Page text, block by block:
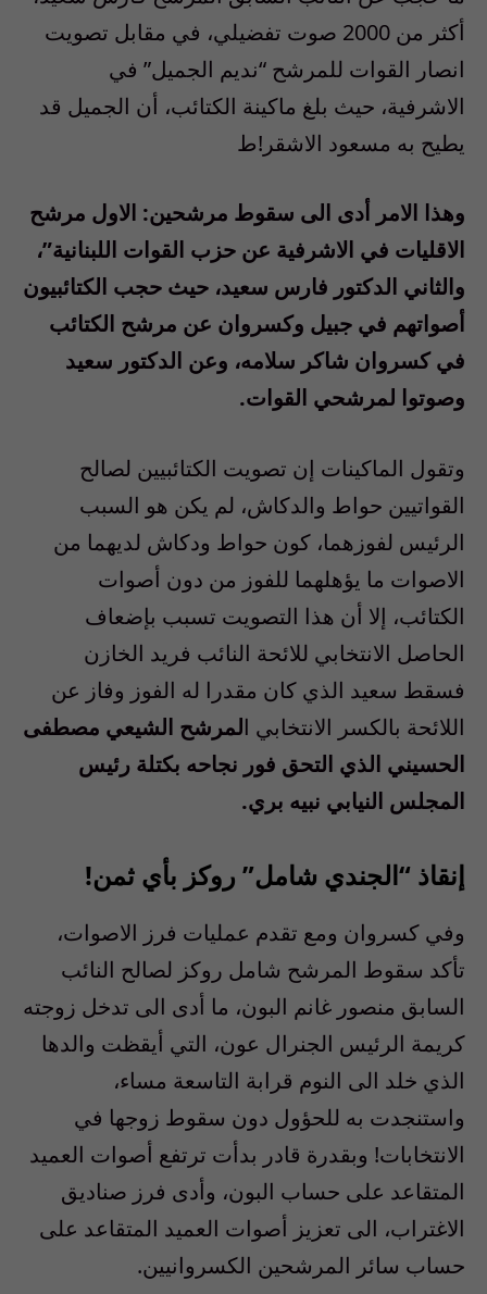
أكثر من 2000 صوت تفضيلي، في مقابل تصويت
انصار القوات للمرشح “نديم الجميل” في
الاشرفية، حيث بلغ ماكينة الكتائب، أن الجميل قد
يطيح به مسعود الاشقر!ط
وهذا الامر أدى الى سقوط مرشحين: الاول مرشح
الاقليات في الاشرفية عن حزب القوات اللبنانية”،
والثاني الدكتور فارس سعيد، حيث حجب الكتائبيون
أصواتهم في جبيل وكسروان عن مرشح الكتائب
في كسروان شاكر سلامه، وعن الدكتور سعيد
وصوتوا لمرشحي القوات.
وتقول الماكينات إن تصويت الكتائبيين لصالح
القواتيين حواط والدكاش، لم يكن هو السبب
الرئيس لفوزهما، كون حواط ودكاش لديهما من
الاصوات ما يؤهلهما للفوز من دون أصوات
الكتائب، إلا أن هذا التصويت تسبب بإضعاف
الحاصل الانتخابي للائحة النائب فريد الخازن
فسقط سعيد الذي كان مقدرا له الفوز وفاز عن
اللائحة بالكسر الانتخابي المرشح الشيعي مصطفى
الحسيني الذي التحق فور نجاحه بكتلة رئيس
المجلس النيابي نبيه بري.
إنقاذ “الجندي شامل” روكز بأي ثمن!
وفي كسروان ومع تقدم عمليات فرز الاصوات،
تأكد سقوط المرشح شامل روكز لصالح النائب
السابق منصور غانم البون، ما أدى الى تدخل زوجته
كريمة الرئيس الجنرال عون، التي أيقظت والدها
الذي خلد الى النوم قرابة التاسعة مساء،
واستنجدت به للحؤول دون سقوط زوجها في
الانتخابات! وبقدرة قادر بدأت ترتفع أصوات العميد
المتقاعد على حساب البون، وأدى فرز صناديق
الاغتراب، الى تعزيز أصوات العميد المتقاعد على
حساب سائر المرشحين الكسروانيين.